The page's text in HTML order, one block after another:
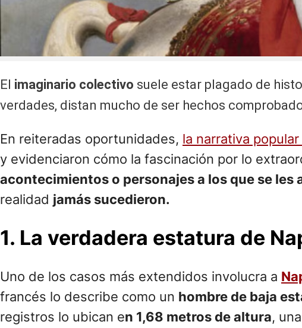
El imaginario colectivo suele estar plagado de
verdades, distan mucho de ser hechos
En reiteradas oportunidades, la narrativa
y evidenciaron cómo la fascinación por lo
acontecimientos o personajes a los que se les
realidad jamás sucedieron.
1. La verdadera estatura de
Uno de los casos más extendidos involucra a
francés lo describe como un hombre de baja
registros lo ubican en 1,68 metros de altura,